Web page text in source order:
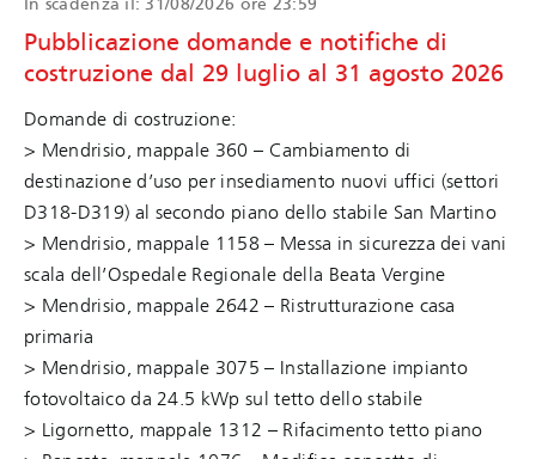
In scadenza il:31/08/2026 ore 23:59
Pubblicazione domande e notifiche di
costruzione dal 29 luglio al 31 agosto 2026
Domande di costruzione:
> Mendrisio, mappale 360 – Cambiamento di
destinazione d’uso per insediamento nuovi uffici (settori
D318-D319) al secondo piano dello stabile San Martino
> Mendrisio, mappale 1158 – Messa in sicurezza dei vani
scala dell’Ospedale Regionale della Beata Vergine
> Mendrisio, mappale 2642 – Ristrutturazione casa
primaria
> Mendrisio, mappale 3075 – Installazione impianto
fotovoltaico da 24.5 kWp sul tetto dello stabile
> Ligornetto, mappale 1312 – Rifacimento tetto piano